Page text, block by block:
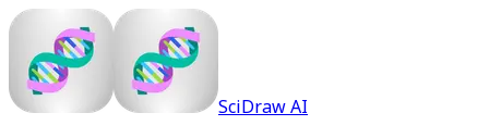
SciDraw AI